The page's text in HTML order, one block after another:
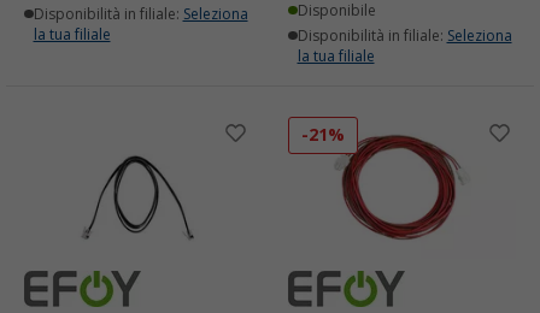
Disponibilità in filiale: Seleziona
la tua filiale
Disponibile
Disponibilità in filiale: Seleziona
la tua filiale
-21%